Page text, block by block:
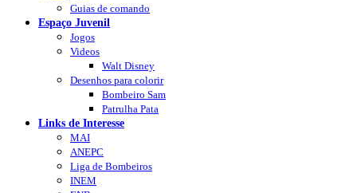
Guias de comando
Espaço Juvenil
Jogos
Videos
Walt Disney
Desenhos para colorir
Bombeiro Sam
Patrulha Pata
Links de Interesse
MAI
ANEPC
Liga de Bombeiros
INEM